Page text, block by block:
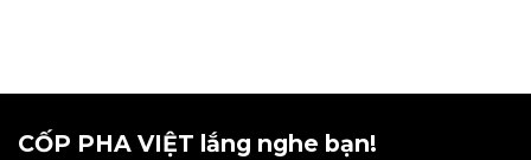
CỐP PHA VIỆT lắng nghe bạn!